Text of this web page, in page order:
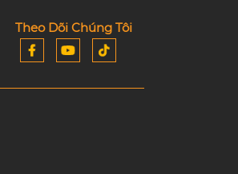
Theo Dõi Chúng Tôi